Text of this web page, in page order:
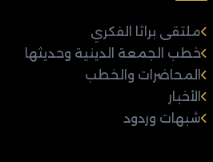
ملتقى براثا الفكري
خطب الجمعة الدينية وحديثها
المحاضرات والخطب
الأخبار
شبهات وردود